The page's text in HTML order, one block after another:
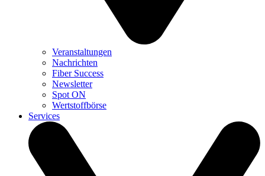
Veranstaltungen
Nachrichten
Fiber Success
Newsletter
Spot ON
Wertstoffbörse
Services